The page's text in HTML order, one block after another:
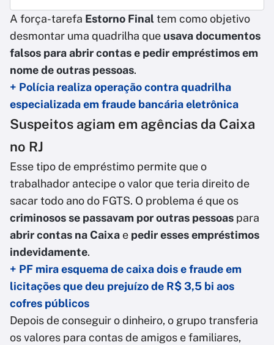
A força-tarefa Estorno Finaltem como objetivo
desmontar uma quadrilha que usava documentos
falsos para abrir contas e pedir empréstimos em
nome de outras pessoas.
+ Polícia realiza operação contra quadrilha
especializada em fraude bancária eletrônica
Suspeitos agiam em agências da Caixa
no RJ
Esse tipo de empréstimo permite que o
trabalhador antecipe o valor que teria direito de
sacar todo ano do FGTS. O problema é que os
criminosos se passavam por outras pessoas para
abrir contas na Caixa e pedir esses empréstimos
indevidamente.
+ PF mira esquema de caixa dois e fraude em
licitações que deu prejuízo de R$ 3,5 bi aos
cofres públicos
Depois de conseguir o dinheiro, o grupo transferia
os valores para contas de amigos e familiares,